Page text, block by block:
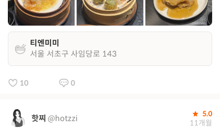
티엔미미
서울 서초구 사임당로 143
10 0
핫찌 @hotzzi 5.0
11개월